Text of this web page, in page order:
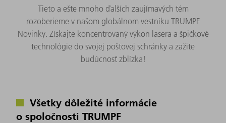
Tieto a ešte mnoho ďalších zaujímavých tém
rozoberieme v našom globálnom vestníku TRUMPF
Novinky. Získajte koncentrovaný výkon lasera a špičkové
technológie do svojej poštovej schránky a zažite
budúcnosť zblízka!
Všetky dôležité informácie
o spoločnosti TRUMPF